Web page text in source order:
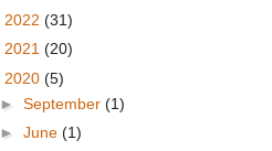
2022 (31)
2021 (20)
2020 (5)
► September (1)
► June (1)